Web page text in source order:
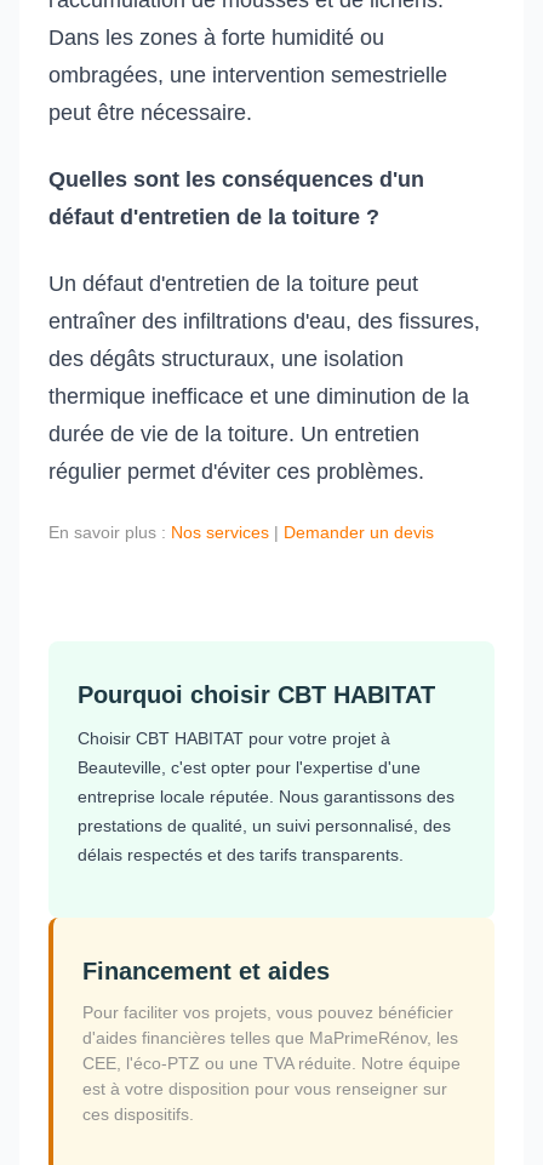
Dans les zones à forte humidité ou
ombragées, une intervention semestrielle
peut être nécessaire.
Quelles sont les conséquences d'un
défaut d'entretien de la toiture ?
Un défaut d'entretien de la toiture peut
entraîner des infiltrations d'eau, des fissures,
des dégâts structuraux, une isolation
thermique inefficace et une diminution de la
durée de vie de la toiture. Un entretien
régulier permet d'éviter ces problèmes.
En savoir plus : Nos services | Demander un devis
Pourquoi choisir CBT HABITAT
Choisir CBT HABITAT pour votre projet à
Beauteville, c'est opter pour l'expertise d'une
entreprise locale réputée. Nous garantissons des
prestations de qualité, un suivi personnalisé, des
délais respectés et des tarifs transparents.
Financement et aides
Pour faciliter vos projets, vous pouvez bénéficier
d'aides financières telles que MaPrimeRénov, les
CEE, l'éco-PTZ ou une TVA réduite. Notre équipe
est à votre disposition pour vous renseigner sur
ces dispositifs.